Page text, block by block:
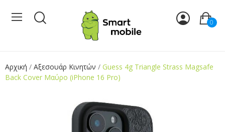
0
Αρχική Αξεσουάρ Κινητών
Guess 4g Triangle Strass Magsafe
Back Cover Μαύρο (iPhone 16 Pro)